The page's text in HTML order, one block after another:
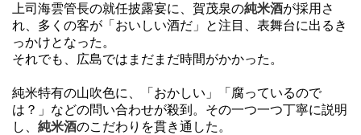
上司海雲管長の就任披露宴に、賀茂泉の純米酒が採用さ
れ、多くの客が「おいしい酒だ」と注目、表舞台に出るき
っかけとなった。
それでも、広島ではまだまだ時間がかかった。
純米特有の山吹色に、「おかしい」「腐っているので
は？」などの問い合わせが殺到。その一つ一つ丁寧に説明
し、 純米酒のこだわりを貫き通した。